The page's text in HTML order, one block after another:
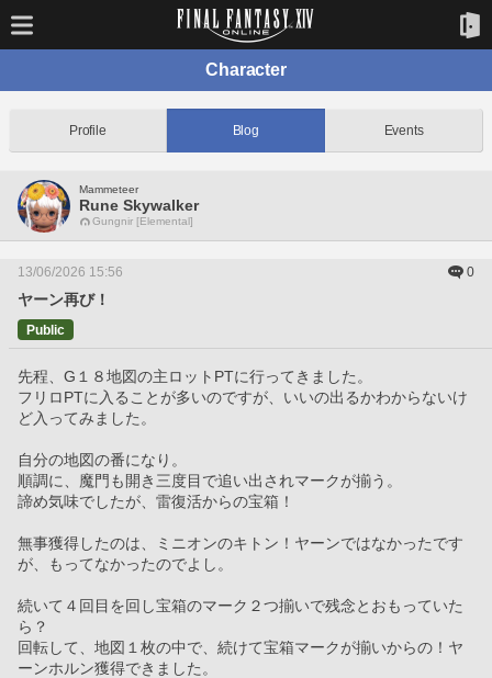
Character
Profile Blog Events
Mammeteer
Rune Skywalker
Gungnir [Elemental]
13/06/2026 15:56 0
ヤーン再び！
Public
先程、G１８地図の主ロットPTに行ってきました。
フリロPTに入ることが多いのですが、いいの出るかわからないけ
ど入ってみました。
自分の地図の番になり。
順調に、魔門も開き三度目で追い出されマークが揃う。
諦め気味でしたが、雷復活からの宝箱！
無事獲得したのは、ミニオンのキトン！ヤーンではなかったです
が、もってなかったのでよし。
続いて４回目を回し宝箱のマーク２つ揃いで残念とおもっていた
ら？
回転して、地図１枚の中で、続けて宝箱マークが揃いからの！ヤ
ーンホルン獲得できました。